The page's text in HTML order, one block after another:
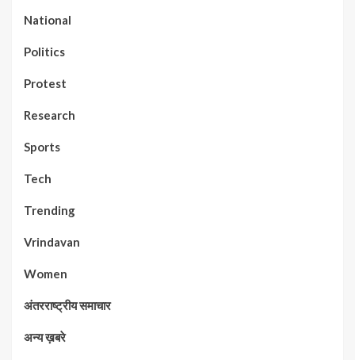
National
Politics
Protest
Research
Sports
Tech
Trending
Vrindavan
Women
अंतरराष्ट्रीय समाचार
अन्य ख़बरे